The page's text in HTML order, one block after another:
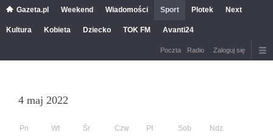
Gazeta.pl Weekend Wiadomości Sport Plotek Next
Kultura Kobieta Dziecko TOK FM Avanti24
Poczta Radio Zaloguj się
4 maj 2022
Pn Wt Śr Czw Pt Sob Ndz